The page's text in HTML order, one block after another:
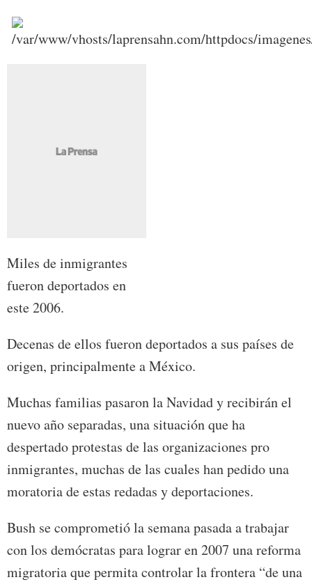
Miles de inmigrantes
fueron deportados en
este 2006.
Decenas de ellos fueron deportados a sus países de
origen, principalmente a México.
Muchas familias pasaron la Navidad y recibirán el
nuevo año separadas, una situación que ha
despertado protestas de las organizaciones pro
inmigrantes, muchas de las cuales han pedido una
moratoria de estas redadas y deportaciones.
Bush se comprometió la semana pasada a trabajar
con los demócratas para lograr en 2007 una reforma
migratoria que permita controlar la frontera “de una